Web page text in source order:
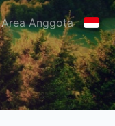
Area Anggota